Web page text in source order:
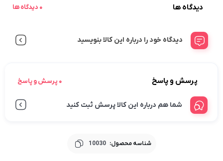
دیدگاه ها 0 دیدگاه ها
دیدگاه خود را درباره این کالا بنویسید
پرسش و پاسخ 0 پرسش و پاسخ
شما هم درباره این کالا پرسش ثبت کنید
شناسه محصول: 10030